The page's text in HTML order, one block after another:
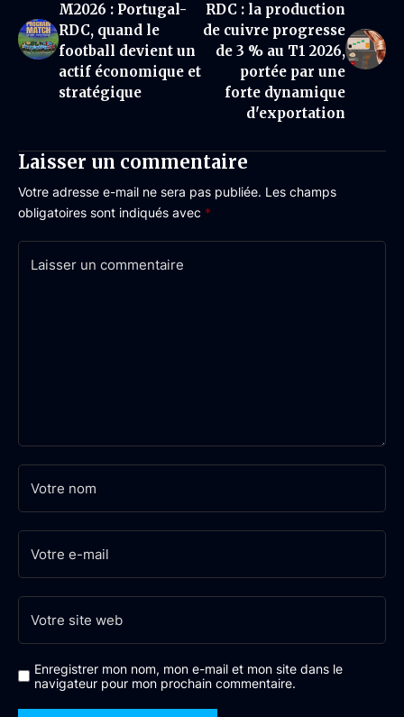
M2026 : Portugal-
RDC, quand le
football devient un
actif économique et
stratégique
RDC : la production
de cuivre progresse
de 3 % au T1 2026,
portée par une
forte dynamique
d'exportation
Laisser un commentaire
Votre adresse e-mail ne sera pas publiée. Les champs
obligatoires sont indiqués avec *
Enregistrer mon nom, mon e-mail et mon site dans le
navigateur pour mon prochain commentaire.